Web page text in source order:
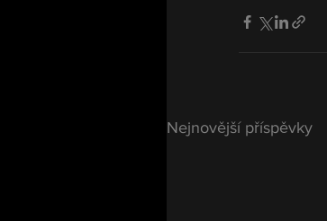
Nejnovější příspěvky